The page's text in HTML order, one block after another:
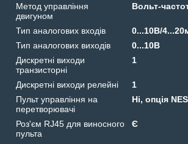
Метод управління
двигуном
Вольт-
Тип аналогових входів
0...10В/
Тип аналогових виходів
0...10В
Дискретні виходи
транзисторні
1
Дискретні виходи релейні
1
Пульт управління на
перетворювачі
Ні, опція
Роз'єм RJ45 для виносного
пульта
Є